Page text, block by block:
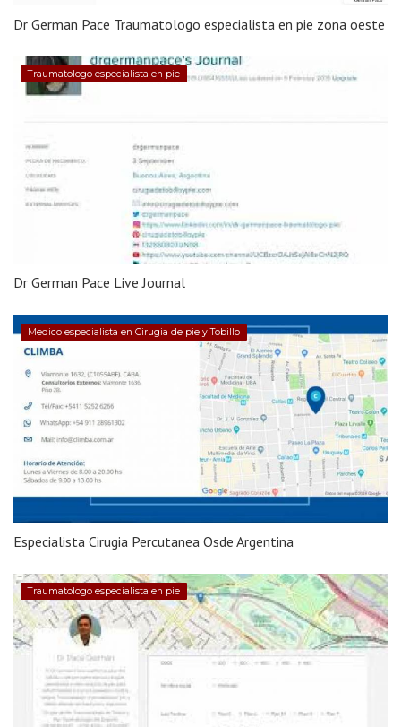
Dr German Pace Traumatologo especialista en pie zona oeste
Traumatologo especialista en pie
Dr German Pace Live Journal
Medico especialista en Cirugia de pie y Tobillo
Especialista Cirugia Percutanea Osde Argentina
Traumatologo especialista en pie